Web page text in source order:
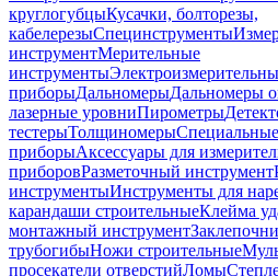
круглогубцыКусачки, болторезы,
кабелерезыСпецинструменты
инструментМерительные
инструменты
приборыДальномерыДальномеры
лазерные уровниПирометры
тестерыТолщиномеры
приборыАксессуары для
приборовРазметочный инструмент
инструментыИнструменты для
карандаши строительныеКлейма
монтажный инструмент
трубогибыНожи строительные
просекатели отверстийЛомы